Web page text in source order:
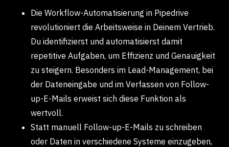
Die Workflow-Automatisierung in Pipedrive
revolutioniert die Arbeitsweise in Deinem Vertrieb.
Du identifizierst und automatisierst damit
repetitive Aufgaben, um Effizienz und Genauigkeit
zu steigern. Besonders im Lead-Management, bei
der Dateneingabe und im Verfassen von Follow-
up-E-Mails erweist sich diese Funktion als
wertvoll.
Statt manuell Follow-up-E-Mails zu schreiben
oder Daten in verschiedene Systeme einzugeben,